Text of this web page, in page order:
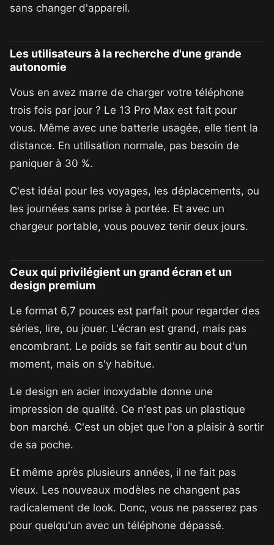
sans changer d'appareil.
Les utilisateurs à la recherche d'une grande
autonomie
Vous en avez marre de charger votre téléphone
trois fois par jour ? Le 13 Pro Max est fait pour
vous. Même avec une batterie usagée, elle tient la
distance. En utilisation normale, pas besoin de
paniquer à 30 %.
C'est idéal pour les voyages, les déplacements, ou
les journées sans prise à portée. Et avec un
chargeur portable, vous pouvez tenir deux jours.
Ceux qui privilégient un grand écran et un
design premium
Le format 6,7 pouces est parfait pour regarder des
séries, lire, ou jouer. L'écran est grand, mais pas
encombrant. Le poids se fait sentir au bout d'un
moment, mais on s'y habitue.
Le design en acier inoxydable donne une
impression de qualité. Ce n'est pas un plastique
bon marché. C'est un objet que l'on a plaisir à sortir
de sa poche.
Et même après plusieurs années, il ne fait pas
vieux. Les nouveaux modèles ne changent pas
radicalement de look. Donc, vous ne passerez pas
pour quelqu'un avec un téléphone dépassé.